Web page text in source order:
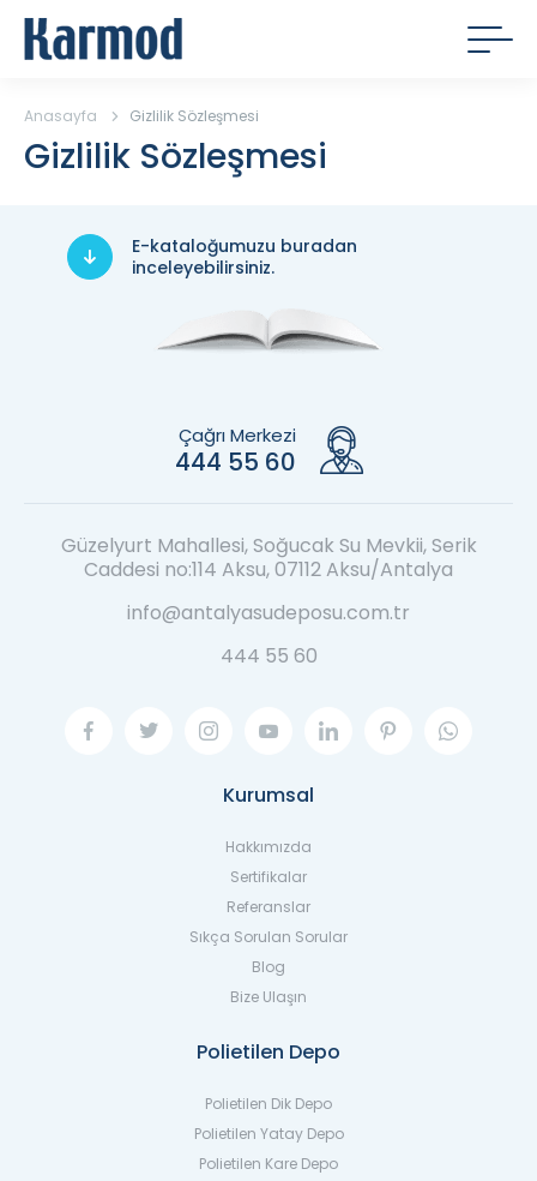
Anasayfa Gizlilik Sözleşmesi
Gizlilik Sözleşmesi
E-kataloğumuzu buradan
inceleyebilirsiniz.
Çağrı Merkezi
444 55 60
Güzelyurt Mahallesi, Soğucak Su Mevkii, Serik
Caddesi no:114 Aksu, 07112 Aksu/Antalya
info@antalyasudeposu.com.tr
444 55 60
Kurumsal
Hakkımızda
Sertifikalar
Referanslar
Sıkça Sorulan Sorular
Blog
Bize Ulaşın
Polietilen Depo
Polietilen Dik Depo
Polietilen Yatay Depo
Polietilen Kare Depo